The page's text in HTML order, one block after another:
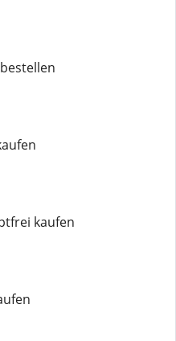
kaufen